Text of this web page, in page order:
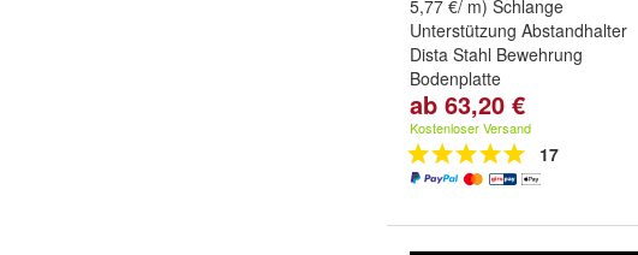
5,77 €/ m) Schlange
Unterstützung Abstandhalter
Dista Stahl Bewehrung
Bodenplatte
Höhe:6 cm, 8 cm
weitere ...
ab 63,20 €
Kostenloser Versand
17